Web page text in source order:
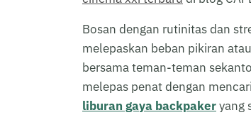
Bosan dengan rutinitas dan
melepaskan beban pikiran
bersama teman-teman
melepas penat dengan
liburan gaya backpakeryang